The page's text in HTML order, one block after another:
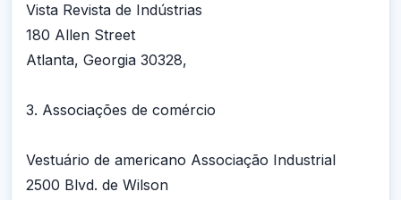
Vista Revista de Indústrias
180 Allen Street
Atlanta, Georgia 30328,
3. Associações de comércio
Vestuário de americano Associação Industrial
2500 Blvd. de Wilson